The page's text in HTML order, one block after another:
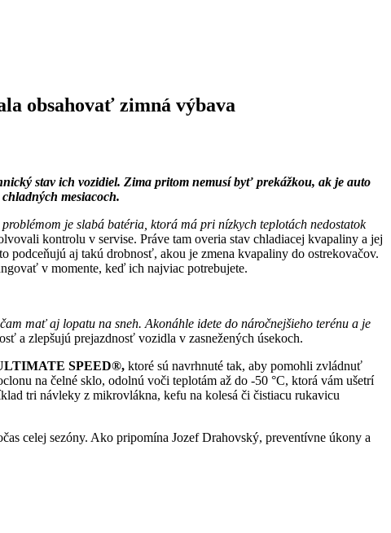
obsahovať zimná výbava
stav ich vozidiel. Zima pritom nemusí byť prekážkou, ak je auto
mesiacoch.
problémom je slabá batéria, ktorá má pri nízkych teplotách nedostatok
kontrolu v servise. Práve tam overia stav chladiacej kvapaliny a jej
podceňujú aj takú drobnosť, akou je zmena kvapaliny do ostrekovačov.
v momente, keď ich najviac potrebujete.
mať aj lopatu na sneh. Akonáhle idete do náročnejšieho terénu a je
a zlepšujú prejazdnosť vozidla v zasnežených úsekoch.
SPEED®, ktoré sú navrhnuté tak, aby pomohli zvládnuť
na čelné sklo, odolnú voči teplotám až do -50 °C, ktorá vám ušetrí
tri návleky z mikrovlákna, kefu na kolesá či čistiacu rukavicu
celej sezóny. Ako pripomína Jozef Drahovský, preventívne úkony a